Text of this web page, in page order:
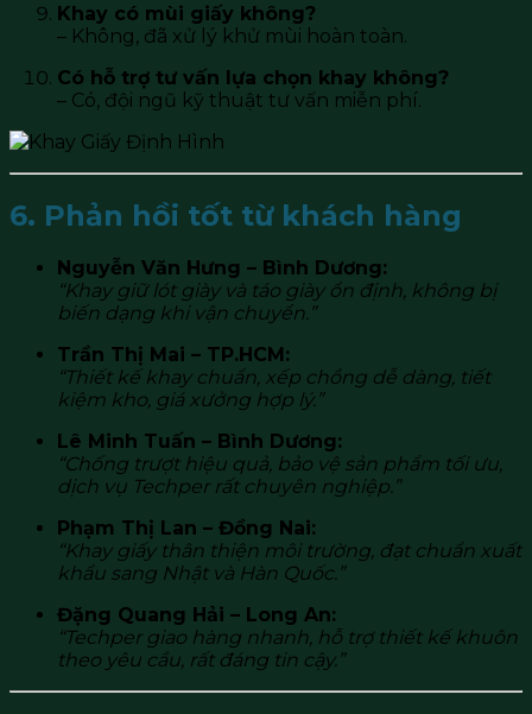
Khay có mùi giấy không?
– Không, đã xử lý khử mùi hoàn toàn.
Có hỗ trợ tư vấn lựa chọn khay không?
– Có, đội ngũ kỹ thuật tư vấn miễn phí.
6. Phản hồi tốt từ khách hàng
Nguyễn Văn Hưng – Bình Dương:
“Khay giữ lót giày và táo giày ổn định, không bị
biến dạng khi vận chuyển.”
Trần Thị Mai – TP.HCM:
“Thiết kế khay chuẩn, xếp chồng dễ dàng, tiết
kiệm kho, giá xưởng hợp lý.”
Lê Minh Tuấn – Bình Dương:
“Chống trượt hiệu quả, bảo vệ sản phẩm tối ưu,
dịch vụ Techper rất chuyên nghiệp.”
Phạm Thị Lan – Đồng Nai:
“Khay giấy thân thiện môi trường, đạt chuẩn xuất
khẩu sang Nhật và Hàn Quốc.”
Đặng Quang Hải – Long An:
“Techper giao hàng nhanh, hỗ trợ thiết kế khuôn
theo yêu cầu, rất đáng tin cậy.”